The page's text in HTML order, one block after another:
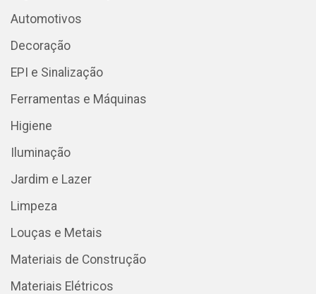
Automotivos
Decoração
EPI e Sinalização
Ferramentas e Máquinas
Higiene
Iluminação
Jardim e Lazer
Limpeza
Louças e Metais
Materiais de Construção
Materiais Elétricos